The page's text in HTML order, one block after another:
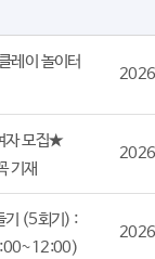
이 놀이터
자 모집★
기재
기 (5회기) :